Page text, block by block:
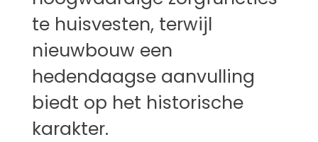
te huisvesten, terwijl
nieuwbouw een
hedendaagse aanvulling
biedt op het historische
karakter.